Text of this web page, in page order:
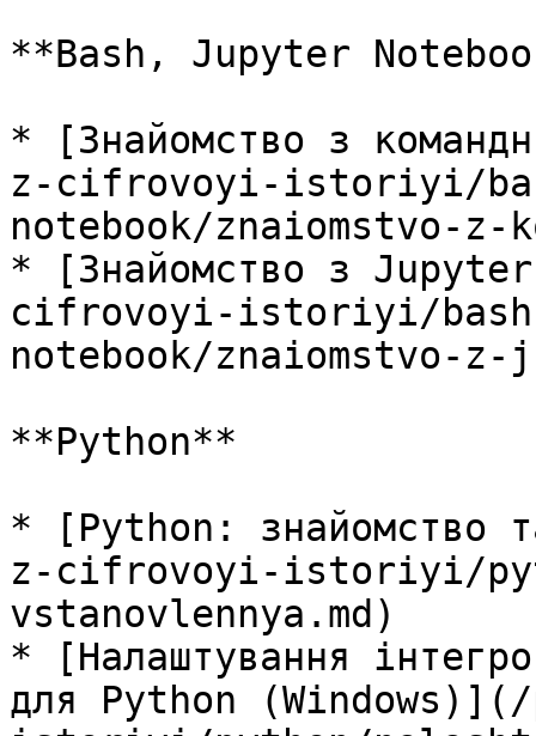
**Bash, Jupyter
* [Знайомство з
z-cifrovoyi-istoriyi/
notebook/znaiomstvo-z-
* [Знайомство з
cifrovoyi-istoriyi/
notebook/znaiomstvo-z-
**Python**
* [Python: знайомство
z-cifrovoyi-istoriyi/
vstanovlennya.md)
* [Налаштування
для Python